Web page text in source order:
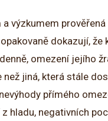
a výzkumem
dokazují,
omezení jejího
než jiná, která stále
přímého
hladu, negativních